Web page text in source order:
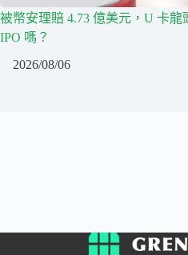
被幣安理賠 4.73 億美元，U 卡龍
IPO 嗎？
2026/08/06